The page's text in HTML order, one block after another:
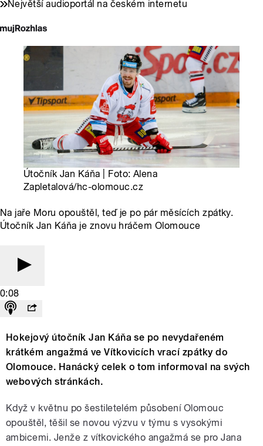
Největší audioportál na českém internetu
Útočník Jan Káňa | Foto: Alena
Zapletalová/hc-olomouc.cz
Na jaře Moru opouštěl, teď je po pár měsících zpátky.
Útočník Jan Káňa je znovu hráčem Olomouce
0:08
Hokejový útočník Jan Káňa se po nevydařeném
krátkém angažmá ve Vítkovicích vrací zpátky do
Olomouce. Hanácký celek o tom informoval na svých
webových stránkách.
Když v květnu po šestiletelém působení Olomouc
opouštěl, těšil se novou výzvu v týmu s vysokými
ambicemi. Jenže z vítkovického angažmá se pro Jana